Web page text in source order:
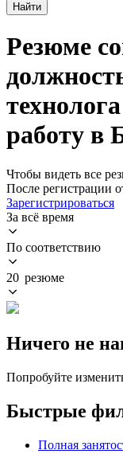
Найти
Резюме
работу в
Чтобы видеть все
После регистрации
Зарегистрироваться
За всё время
По соответствию
20 резюме
Ничего не
Попробуйте
Быстрые
Полная